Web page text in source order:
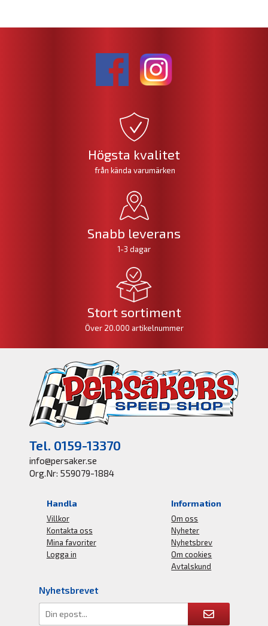
Högsta kvalitet
från kända varumärken
Snabb leverans
1-3 dagar
Stort sortiment
Över 20.000 artikelnummer
Tel. 0159-13370
info@persaker.se
Org.Nr: 559079-1884
Handla
Villkor
Kontakta oss
Mina favoriter
Logga in
Information
Om oss
Nyheter
Nyhetsbrev
Om cookies
Avtalskund
Nyhetsbrevet